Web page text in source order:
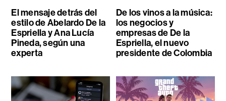
El mensaje detrás del
estilo de Abelardo De la
Espriella y Ana Lucía
Pineda, según una
experta
De los vinos a la música:
los negocios y
empresas de De la
Espriella, el nuevo
presidente de Colombia